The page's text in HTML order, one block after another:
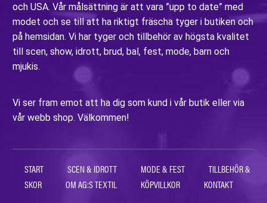
och USA. Vår målsättning är att vara ”upp to date” med
modet och se till att ha riktigt fräscha tyger i butiken och
på hemsidan. Vi har tyger och tillbehör av högsta kvalitet
till scen, show, idrott, brud, bal, fest, mode, barn och
mjukis.
Vi ser fram emot att ha dig som kund i vår butik eller via
vår webb shop. Välkommen!
START SCEN & IDROTT MODE & FEST
TILLBEHÖR &
SKOR
OM AG:S TEXTIL KÖPVILLKOR KONTAKT